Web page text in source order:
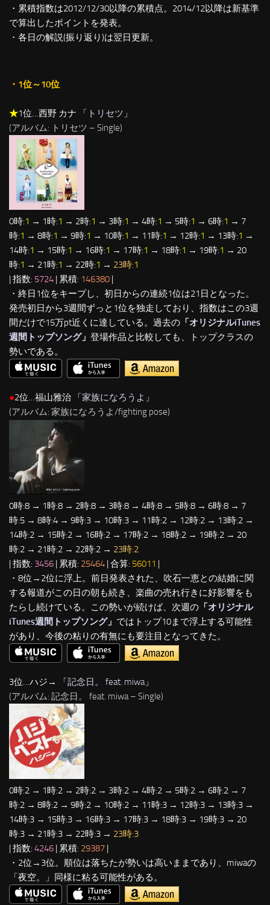
・累積指数は2012/12/30以降の累積点。2014/12以降は新基準
で算出したポイントを発表。
・各日の解説(振り返り)は翌日更新。
・1位～10位
★1位…西野 カナ 「 トリセツ 」
(アルバム: トリセツ – Single)
0時:1 → 1時:1 → 2時:1 → 3時:1 → 4時:1 → 5時:1 → 6時:1 → 7
時:1 → 8時:1 → 9時:1 → 10時:1 → 11時:1 → 12時:1 → 13時:1 →
14時:1 → 15時:1 → 16時:1 → 17時:1 → 18時:1 → 19時:1 → 20
時:1 → 21時:1 → 22時:1 → 23時:1
| 指数: 5724 | 累積: 146380 |
・終日1位をキープし、初日からの連続1位は21日となった。
発売初日から3週間ずっと1位を独走しており、指数はこの3週
間だけで15万pt近くに達している。過去の 「オリジナルiTunes
週間トップソング」 登場作品と比較しても、トップクラスの
勢いである。
●2位…福山雅治 「家族になろうよ 」
(アルバム: 家族になろうよ/fighting pose)
0時:8 → 1時:8 → 2時:8 → 3時:8 → 4時:8 → 5時:8 → 6時:8 → 7
時:5 → 8時:4 → 9時:3 → 10時:3 → 11時:2 → 12時:2 → 13時:2 →
14時:2 → 15時:2 → 16時:2 → 17時:2 → 18時:2 → 19時:2 → 20
時:2 → 21時:2 → 22時:2 → 23時:2
| 指数: 3456 | 累積: 25464 | 合算: 56011 |
・8位→2位に浮上。前日発表された、吹石一恵との結婚に関
する報道がこの日の朝も続き、楽曲の売れ行きに好影響をも
たらし続けている。この勢いが続けば、次週の 「オリジナル
iTunes週間トップソング」 ではトップ10まで浮上する可能性
があり、今後の粘りの有無にも要注目となってきた。
3位…ハジ→ 「記念日。 feat. miwa」
(アルバム: 記念日。 feat. miwa – Single)
0時:2 → 1時:2 → 2時:2 → 3時:2 → 4時:2 → 5時:2 → 6時:2 → 7
時:2 → 8時:2 → 9時:2 → 10時:2 → 11時:3 → 12時:3 → 13時:3 →
14時:3 → 15時:3 → 16時:3 → 17時:3 → 18時:3 → 19時:3 → 20
時:3 → 21時:3 → 22時:3 → 23時:3
| 指数: 4246 | 累積: 29387 |
・2位→3位。順位は落ちたが勢いは高いままであり、miwaの
「夜空。」同様に粘る可能性がある。